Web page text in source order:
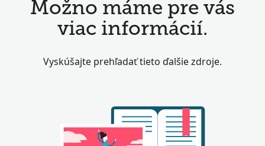
Možno máme pre vás
viac informácií.
Vyskúšajte prehľadať tieto ďalšie zdroje.